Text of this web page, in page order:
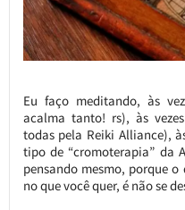
Eu faço meditando, às
acalma tanto! rs), às
todas pela Reiki Alliance),
tipo de “cromoterapia” da
pensando mesmo, porque
no que você quer, é não se